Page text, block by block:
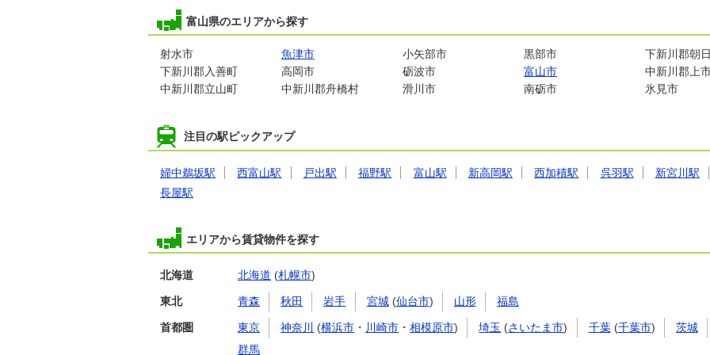
富山県のエリアから探す
射水市 魚津市 小矢部市 黒部市
下新川郡朝
下新川郡入善町
高岡市 砺波市 富山市
中新川郡上
中新川郡立山町
中新川郡舟橋村 滑川市 南砺市 氷見市
注目の駅ピックアップ
婦中鵜坂駅 西富山駅 戸出駅 福野駅 富山駅 新高岡駅 西加積駅 呉羽駅
新宮川駅
長屋駅
エリアから賃貸物件を探す
北海道 北海道 (札幌市)
東北 青森 秋田 岩手 宮城(仙台市) 山形 福島
首都圏 東京 神奈川 (横浜市 ・ 川崎市 ・相模原市) 埼玉 (さいたま市) 千葉(千葉市) 茨城
群馬